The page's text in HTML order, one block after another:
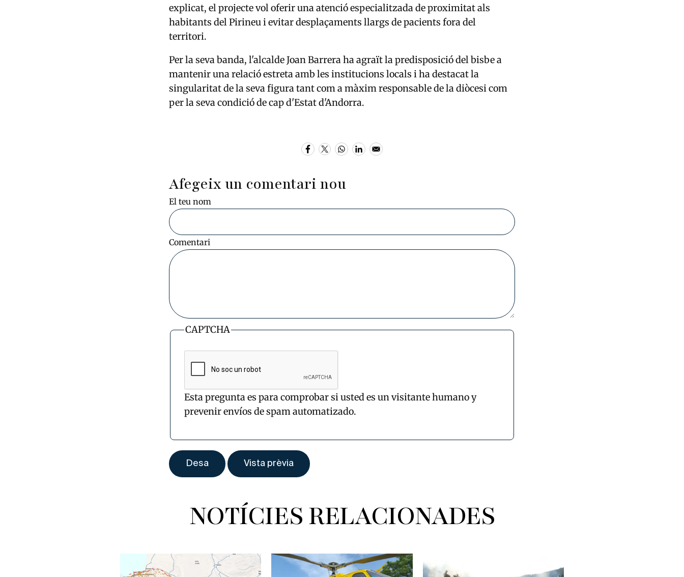
explicat, el projecte vol oferir una atenció especialitzada de proximitat als
habitants del Pirineu i evitar desplaçaments llargs de pacients fora del
territori.
Per la seva banda, l'alcalde Joan Barrera ha agraït la predisposició del bisbe a
mantenir una relació estreta amb les institucions locals i ha destacat la
singularitat de la seva figura tant com a màxim responsable de la diòcesi com
per la seva condició de cap d'Estat d'Andorra.
Afegeix un comentari nou
El teu nom
Comentari
CAPTCHA
Esta pregunta es para comprobar si usted es un visitante humano y
prevenir envíos de spam automatizado.
NOTÍCIES RELACIONADES